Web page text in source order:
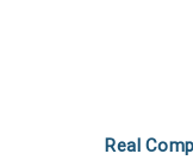
Real